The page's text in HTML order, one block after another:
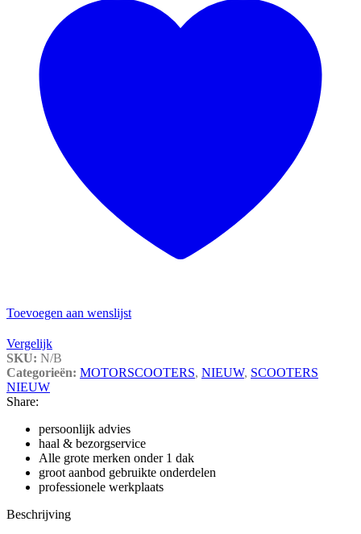
Toevoegen aan wenslijst
Vergelijk
SKU: N/B
Categorieën: MOTORSCOOTERS, NIEUW, SCOOTERS
NIEUW
Share:
persoonlijk advies
haal & bezorgservice
Alle grote merken onder 1 dak
groot aanbod gebruikte onderdelen
professionele werkplaats
Beschrijving